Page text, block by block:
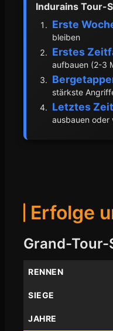
Indurains Tour-
Erste
bleiben
Erstes
aufbauen (2-3
stärkste
Letztes
ausbauen oder
Erfolge
Grand-Tour-
RENNEN
SIEGE
JAHRE